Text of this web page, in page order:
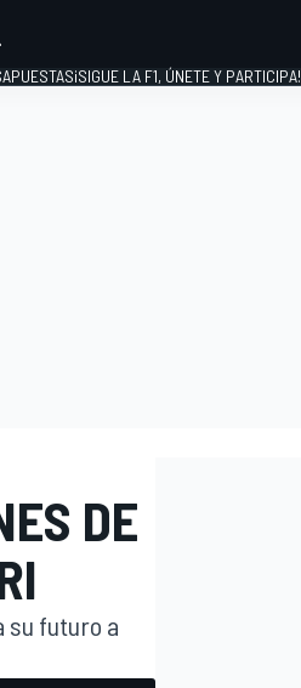
APUESTAS¡SIGUE LA F1, ÚNETE Y PARTICIPA!
DE
su futuro a